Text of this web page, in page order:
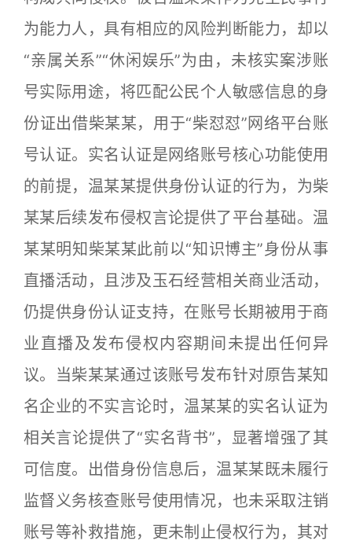
为能力人，具有相应的风险判断能力，却以
“亲属关系”“休闲娱乐”为由，未核实案涉账
号实际用途，将匹配公民个人敏感信息的身
份证出借柴某某，用于“柴怼怼”网络平台账
号认证。实名认证是网络账号核心功能使用
的前提，温某某提供身份认证的行为，为柴
某某后续发布侵权言论提供了平台基础。温
某某明知柴某某此前以“知识博主”身份从事
直播活动，且涉及玉石经营相关商业活动，
仍提供身份认证支持，在账号长期被用于商
业直播及发布侵权内容期间未提出任何异
议。当柴某某通过该账号发布针对原告某知
名企业的不实言论时，温某某的实名认证为
相关言论提供了“实名背书”，显著增强了其
可信度。出借身份信息后，温某某既未履行
监督义务核查账号使用情况，也未采取注销
账号等补救措施，更未制止侵权行为，其对